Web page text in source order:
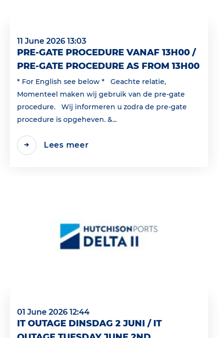
11 June 2026 13:03
PRE-GATE PROCEDURE VANAF 13H00 /
PRE-GATE PROCEDURE AS FROM 13H00
* For English see below * Geachte relatie,
Momenteel maken wij gebruik van de pre-gate
procedure. Wij informeren u zodra de pre-gate
procedure is opgeheven. &...
Lees meer
01 June 2026 12:44
IT OUTAGE DINSDAG 2 JUNI / IT